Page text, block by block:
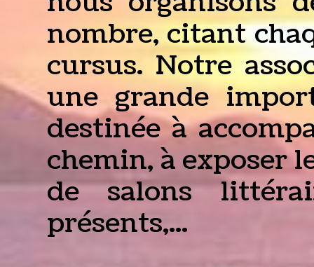
nombre, citant
cursus. Notre
une grande
destinée à
chemin, à exposer
de salons
présents,...